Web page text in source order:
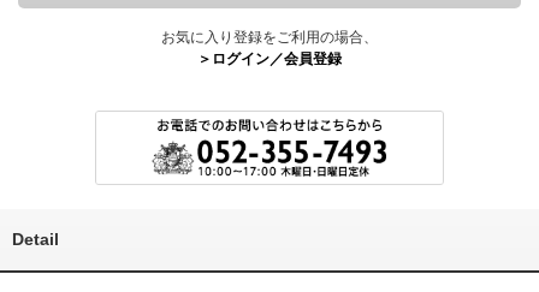
お気に入り登録をご利用の場合、
＞ログイン／会員登録
Detail